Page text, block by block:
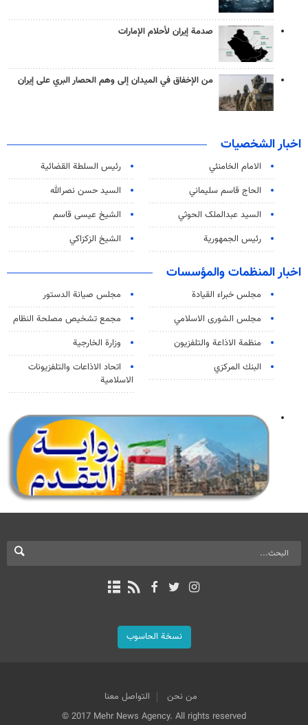
صدمة إيران لأحلام الإمارات
من الإخفاق في الميدان إلى وهم الحصار البري على إيران
اخبار الشخصيات
الامام الخامنئي
رئیس السلطة القضائیة
الحاج قاسم سليماني
السيد حسن نصرالله
السید عبدالملک الحوثي
الشيخ عيسى قاسم
رئيس الجمهورية
الشيخ الزكزاكي
اخبار المنظمات والمؤسسات
مجلس خبراء القيادة
مجلس صيانة الدستور
مجلس الشورى الاسلامي
مجمع تشخيص مصلحة النظام
منظمة الاذاعة والتلفزیون
وزارة الخارجية
البنك المركزي
اتحاد الاذاعات والتلفزيونات
الاسلامية
نسخة الحاسوب
من نحن
التواصل معنا
© 2017 Mehr News Agency. All rights reserved